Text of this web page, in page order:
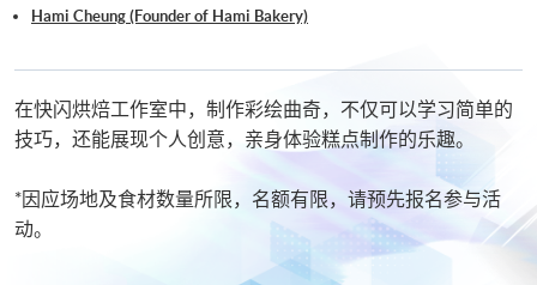
Hami Cheung (Founder of Hami Bakery)
在快闪烘焙工作室中，制作彩绘曲奇，不仅可以学习简单的
技巧，还能展现个人创意，亲身体验糕点制作的乐趣。
*因应场地及食材数量所限，名额有限，请预先报名参与活
动。